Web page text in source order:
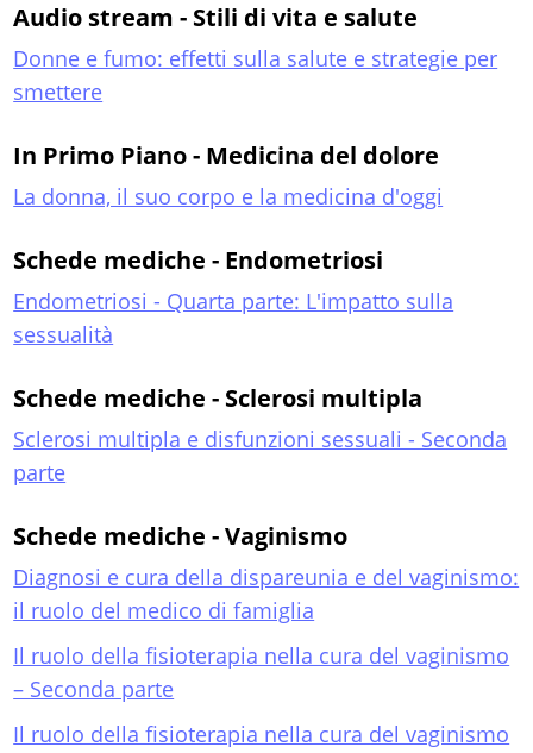
Audio stream - Stili di vita e salute
Donne e fumo: effetti sulla salute e strategie per
smettere
In Primo Piano - Medicina del dolore
La donna, il suo corpo e la medicina d'oggi
Schede mediche - Endometriosi
Endometriosi - Quarta parte: L'impatto sulla
sessualità
Schede mediche - Sclerosi multipla
Sclerosi multipla e disfunzioni sessuali - Seconda
parte
Schede mediche - Vaginismo
Diagnosi e cura della dispareunia e del vaginismo:
il ruolo del medico di famiglia
Il ruolo della fisioterapia nella cura del vaginismo
– Seconda parte
Il ruolo della fisioterapia nella cura del vaginismo